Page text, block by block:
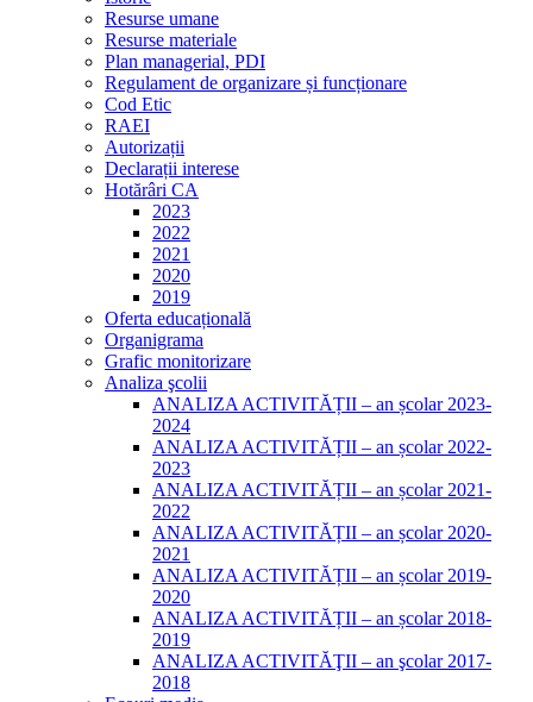
Resurse umane
Resurse materiale
Plan managerial, PDI
Regulament de organizare și funcționare
Cod Etic
RAEI
Autorizații
Declarații interese
Hotărâri CA
2023
2022
2021
2020
2019
Oferta educațională
Organigrama
Grafic monitorizare
Analiza şcolii
ANALIZA ACTIVITĂȚII – an școlar 2023-
2024
ANALIZA ACTIVITĂȚII – an școlar 2022-
2023
ANALIZA ACTIVITĂȚII – an școlar 2021-
2022
ANALIZA ACTIVITĂȚII – an școlar 2020-
2021
ANALIZA ACTIVITĂȚII – an școlar 2019-
2020
ANALIZA ACTIVITĂȚII – an școlar 2018-
2019
ANALIZA ACTIVITĂŢII – an şcolar 2017-
2018